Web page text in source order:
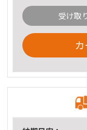
受け取